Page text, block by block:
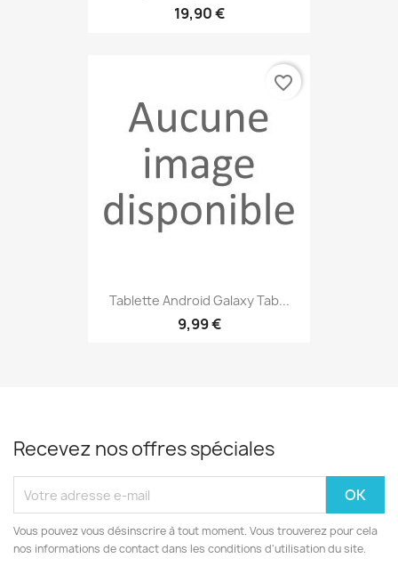
19,90 €
Tablette Android Galaxy Tab...
9,99 €
favorite_border
Recevez nos offres spéciales
Vous pouvez vous désinscrire à tout moment. Vous trouverez pour cela
nos informations de contact dans les conditions d'utilisation du site.